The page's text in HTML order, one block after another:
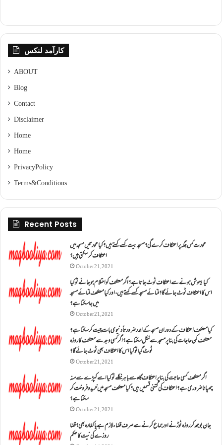
کارآمد لنکس
ABOUT
Blog
Contact
Disclaimer
Home
Home
Privacy Policy
Terms & Conditions
Recent Posts
عورت کس جگہ پر اعتکاف کرے گی؟مسجد بیت کسے کہتے ہیں؟کیا عورتیں مسجد میں
اعتکاف کر سکتی ہیں؟
October 21, 2021
کیا بیہوش ہونے سے اعتکاف ٹوٹ جاتا ہے؟ اگر معتکف کو احتلام ہو جائے تو کیا
اس کا اعتکاف ٹوٹ جائے گا؟فنائے مسجد کسے کہتے ہیں ، اور کیا معتکف فنائے مسجد
میں جا سکتا ہے؟
October 21, 2021
کیا معتکف اعتکاف کے دوران مسجد کے اندر ضرورتاً دنیوی بات چیت کر سکتا ہے؟
معتکف کن حاجات کی بنا پر مسجد سے نکل سکتا ہے؟ اگر کسی وجہ سے معتکف کا روزہ
ٹوٹ گیا تو کیا اس کا اعتکاف بھی ٹوٹ جائے گا؟
October 21, 2021
اگر معتکف کسی حاجت کی بنا پر اعتکاف گاہ سے باہر نکلے تو کیا اسے کپڑے سے منہ
چھپانا ضروری ہے؟اعتکاف کی کتنی قسمیں ہیں؟کیا معتکف مسجد میں خرید و فروخت کر
سکتا ہے؟
October 21, 2021
جان بوجھ کر روزہ ٹوڑنے اور جماع کرنے سے صرف قضاء لازم ہے یا کفارہ بھی؟ قضا
روزے کی نیت کا حکم